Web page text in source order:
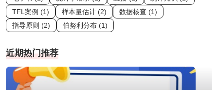
TFL案例 (1)
样本量估计 (2)
数据核查 (1)
指导原则 (2)
伯努利分布 (1)
近期热门推荐